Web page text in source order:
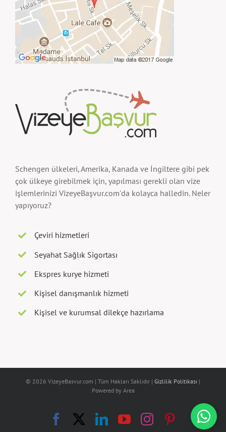
Schengen ülkeleri, Amerika, Kanada ve İngiltere gibi pek
çok ülkeye girebilmek için, yapılması gerekli olan vize
işlemlerinizi VizeyeBaşvur.com'da kolayca halledin. Neler
yapıyoruz?
Çeviri hizmetleri
Seyahat Sağlık Sigortası
Ekspres kurye hizmeti
Kişisel danışmanlık hizmeti
Kişisel ve kurumsal dilekçe hazırlama
© 2026 VizeyeBasvur.com | Tüm Hakları Saklıdır | Gizlilik Politikası |
Powered by Area
FacebookLinkedInYouTubeInstagram
Pinterest